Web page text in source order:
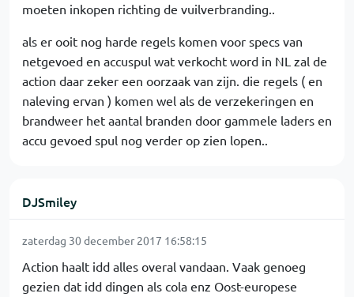
moeten inkopen richting de vuilverbranding..
als er ooit nog harde regels komen voor specs van
netgevoed en accuspul wat verkocht word in NL zal de
action daar zeker een oorzaak van zijn. die regels ( en
naleving ervan ) komen wel als de verzekeringen en
brandweer het aantal branden door gammele laders en
accu gevoed spul nog verder op zien lopen..
DJSmiley
zaterdag 30 december 2017 16:58:15
Action haalt idd alles overal vandaan. Vaak genoeg
gezien dat idd dingen als cola enz Oost-europese